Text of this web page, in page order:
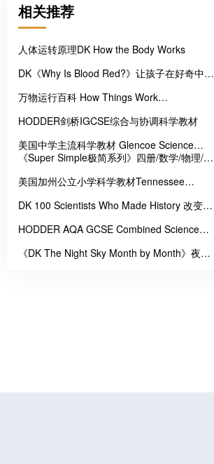
相关推荐
人体运转原理DK How the Body Works
DK《Why Is Blood Red?》让孩子在好奇中爱
万物运行百科 How Things Work
HODDER剑桥IGCSE综合与协调科学教材
美国中学主流科学教材 Glencoe Science
Modules
《Super Simple极简系列》四册/数学/物理/化
美国加州公立小学科学教材Tennessee
DK 100 Scientists Who Made History 改变世
HODDER AQA GCSE Combined Science
《DK The Night Sky Month by Month》夜空